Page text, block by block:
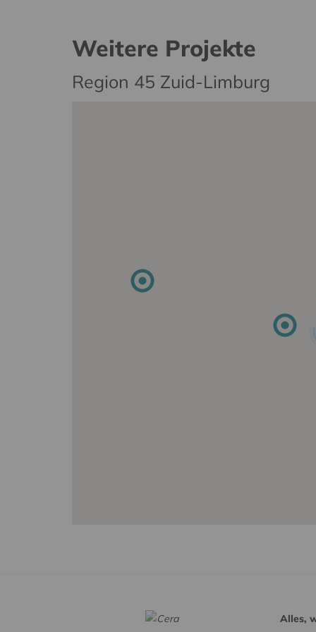
Weitere Projekte
Region 45 Zuid-Limburg
Alles,